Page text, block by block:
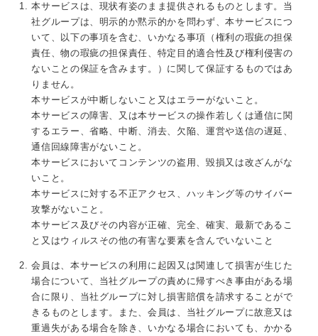
本サービスは、現状有姿のまま提供されるものとします。当
社グループは、明示的か黙示的かを問わず、本サービスにつ
いて、以下の事項を含む、いかなる事項（権利の瑕疵の担保
責任、物の瑕疵の担保責任、特定目的適合性及び権利侵害の
ないことの保証を含みます。）に関して保証するものではあ
りません。
本サービスが中断しないこと又はエラーがないこと。
本サービスの障害、又は本サービスの操作若しくは通信に関
するエラー、省略、中断、消去、欠陥、運営や送信の遅延、
通信回線障害がないこと。
本サービスにおいてコンテンツの盗用、毀損又は改ざんがな
いこと。
本サービスに対する不正アクセス、ハッキング等のサイバー
攻撃がないこと。
本サービス及びその内容が正確、完全、確実、最新であるこ
と又はウィルスその他の有害な要素を含んでいないこと
会員は、本サービスの利用に起因又は関連して損害が生じた
場合について、当社グループの責めに帰すべき事由がある場
合に限り、当社グループに対し損害賠償を請求することがで
きるものとします。また、会員は、当社グループに故意又は
重過失がある場合を除き、いかなる場合においても、かかる